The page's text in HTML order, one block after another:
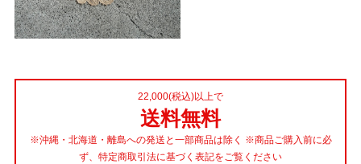
22,000(税込)以上で
送料無料
※沖縄・北海道・離島への発送と一部商品は除く ※商品ご購入前に必
ず、特定商取引法に基づく表記をご覧ください